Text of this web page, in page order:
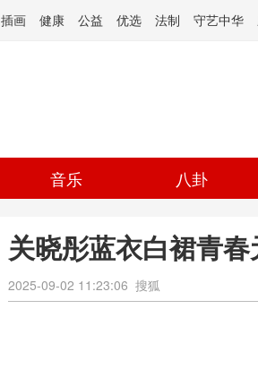
插画 健康 公益 优选 法制 守艺中华
音乐 八卦
关晓彤蓝衣白裙青
2025-09-02 11:23:06 搜狐